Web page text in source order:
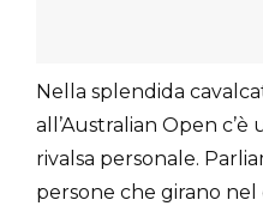
Nella splendida
all’Australian Open
rivalsa personale.
persone che girano